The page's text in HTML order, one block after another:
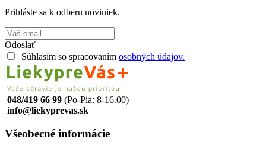
Prihláste sa k odberu noviniek.
Odoslať
Súhlasím so spracovaním osobných údajov.
048/419 66 99 (Po-Pia: 8-16.00)
info@liekyprevas.sk
Všeobecné informácie